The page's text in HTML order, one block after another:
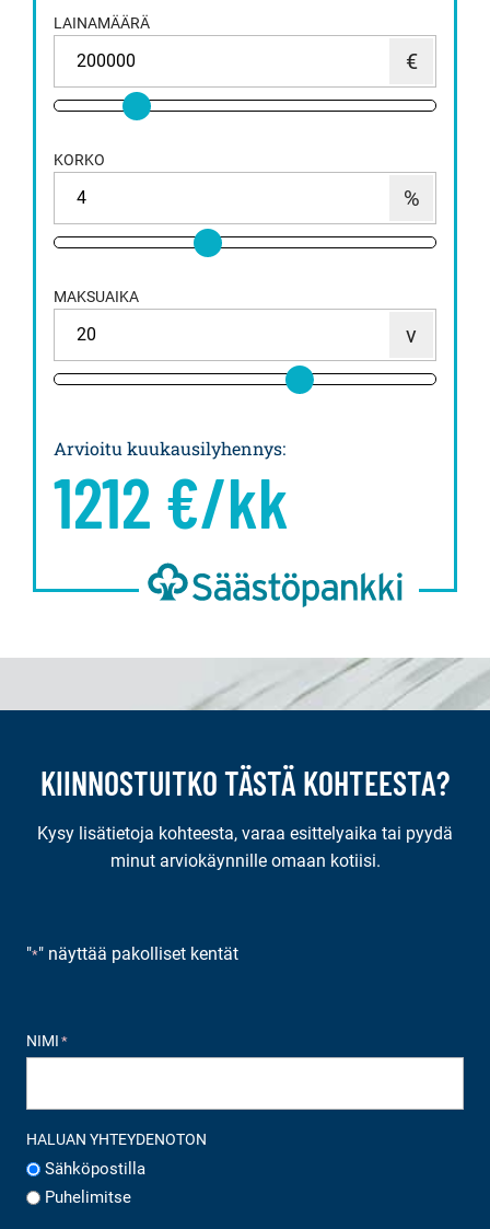
LAINAMÄÄRÄ
KORKO
MAKSUAIKA
Arvioitu kuukausilyhennys:
1212 €/kk
KIINNOSTUITKO TÄSTÄ KOHTEESTA?
Kysy lisätietoja kohteesta, varaa esittelyaika tai pyydä
minut arviokäynnille omaan kotiisi.
"*" näyttää pakolliset kentät
NIMI *
HALUAN YHTEYDENOTON
Sähköpostilla
Puhelimitse